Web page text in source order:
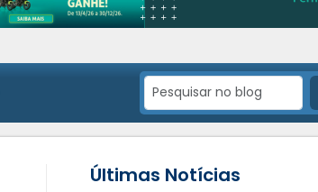
Últimas Notícias